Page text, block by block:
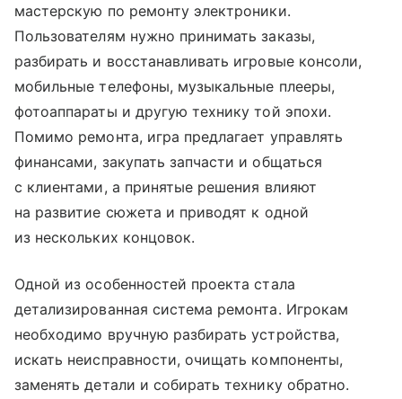
мастерскую по ремонту электроники.
Пользователям нужно принимать заказы,
разбирать и восстанавливать игровые консоли,
мобильные телефоны, музыкальные плееры,
фотоаппараты и другую технику той эпохи.
Помимо ремонта, игра предлагает управлять
финансами, закупать запчасти и общаться
с клиентами, а принятые решения влияют
на развитие сюжета и приводят к одной
из нескольких концовок.
Одной из особенностей проекта стала
детализированная система ремонта. Игрокам
необходимо вручную разбирать устройства,
искать неисправности, очищать компоненты,
заменять детали и собирать технику обратно.